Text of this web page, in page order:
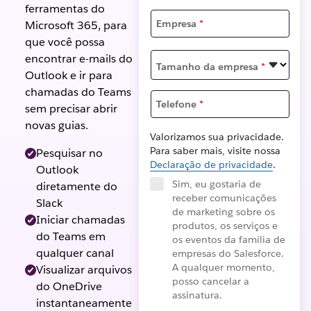
ferramentas do
Microsoft 365, para
que você possa
encontrar e-mails do
Outlook e ir para
chamadas do Teams
sem precisar abrir
novas guias.
Pesquisar no
Outlook
diretamente do
Slack
Iniciar chamadas
do Teams em
qualquer canal
Visualizar arquivos
do OneDrive
instantaneamente
Empresa *
Tamanho da empresa *
Telefone *
Valorizamos sua privacidade.
Para saber mais, visite nossa
Declaração de privacidade.
Sim, eu gostaria de
receber comunicações
de marketing sobre os
produtos, os serviços e
os eventos da família de
empresas do Salesforce.
A qualquer momento,
posso cancelar a
assinatura.